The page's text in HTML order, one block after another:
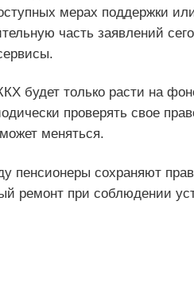
мерах поддержки
часть заявлений
будет только расти на
проверять свое
меняться.
пенсионеры сохраняют
ремонт при соблюдении